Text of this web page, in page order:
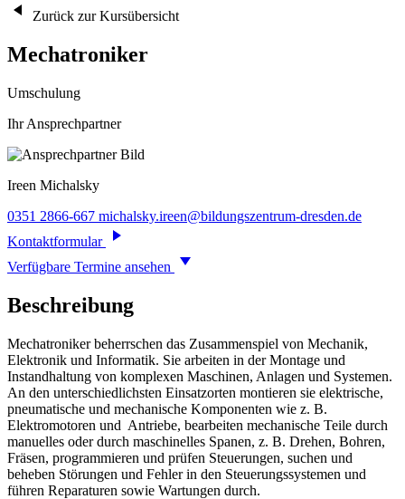
Zurück zur Kursübersicht
Mechatroniker
Umschulung
Ihr Ansprechpartner
Ireen Michalsky
0351 2866-667 michalsky.ireen@bildungszentrum-dresden.de
Kontaktformular
Verfügbare Termine ansehen
Beschreibung
Mechatroniker beherrschen das Zusammenspiel von Mechanik,
Elektronik und Informatik. Sie arbeiten in der Montage und
Instandhaltung von komplexen Maschinen, Anlagen und Systemen.
An den unterschiedlichsten Einsatzorten montieren sie elektrische,
pneumatische und mechanische Komponenten wie z. B.
Elektromotoren und Antriebe, bearbeiten mechanische Teile durch
manuelles oder durch maschinelles Spanen, z. B. Drehen, Bohren,
Fräsen, programmieren und prüfen Steuerungen, suchen und
beheben Störungen und Fehler in den Steuerungssystemen und
führen Reparaturen sowie Wartungen durch.